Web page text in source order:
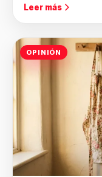
Leer más
OPINIÓN